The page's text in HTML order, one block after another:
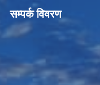
सम्पर्क विवरण